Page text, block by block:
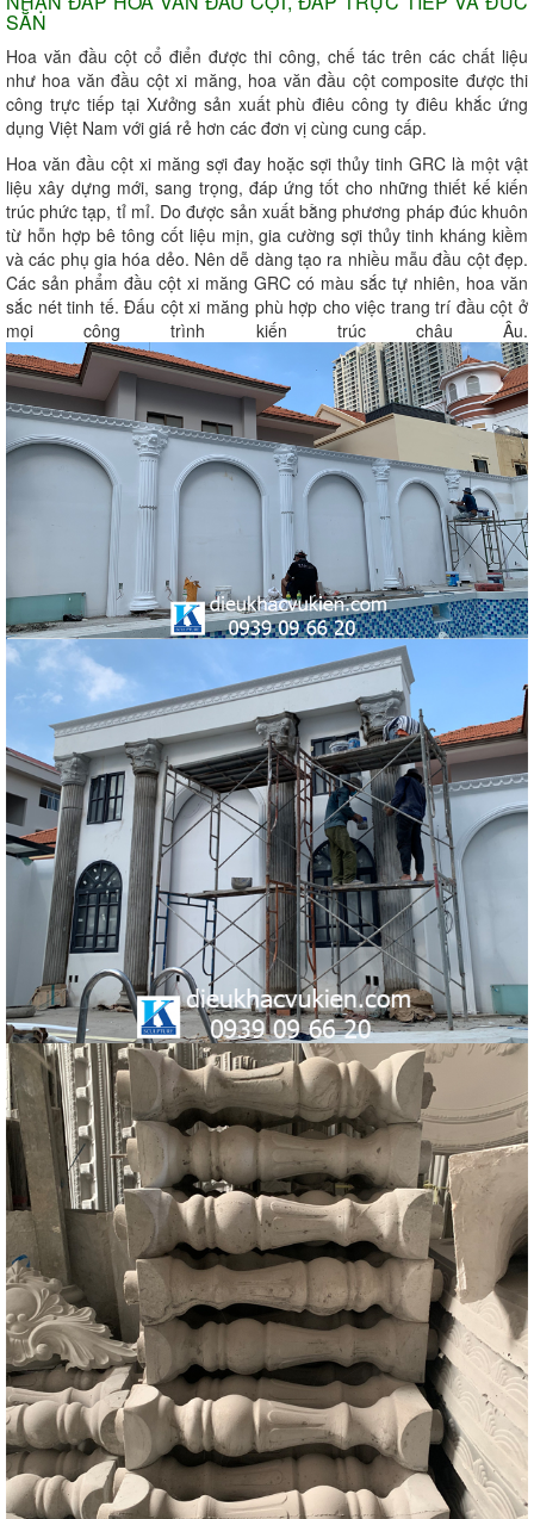
SẴN
Hoa văn đầu cột cổ điển được thi công, chế tác trên các chất liệu
như hoa văn đầu cột xi măng, hoa văn đầu cột composite được thi
công trực tiếp tại Xưởng sản xuất phù điêu công ty điêu khắc ứng
dụng Việt Nam với giá rẻ hơn các đơn vị cùng cung cấp.
Hoa văn đầu cột xi măng sợi đay hoặc sợi thủy tinh GRC là một vật
liệu xây dựng mới, sang trọng, đáp ứng tốt cho những thiết kế kiến
trúc phức tạp, tỉ mỉ. Do được sản xuất bằng phương pháp đúc khuôn
từ hỗn hợp bê tông cốt liệu mịn, gia cường sợi thủy tinh kháng kiềm
và các phụ gia hóa dẻo. Nên dễ dàng tạo ra nhiều mẫu đầu cột đẹp.
Các sản phẩm đầu cột xi măng GRC có màu sắc tự nhiên, hoa văn
sắc nét tinh tế. Đấu cột xi măng phù hợp cho việc trang trí đầu cột ở
mọi công trình kiến trúc châu Âu.